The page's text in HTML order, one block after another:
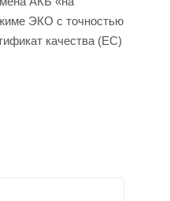
ЭКО с точностью
качества (ЕС)